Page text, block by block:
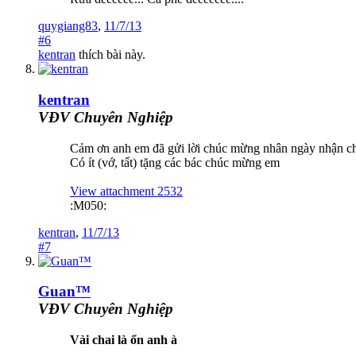
quygiang83, 11/7/13
#6
kentran thích bài này.
kentran
VĐV Chuyên Nghiệp
Cảm ơn anh em đã gửi lời chúc mừng nhân ngày nhận
Có ít (vớ, tất) tặng các bác chúc mừng em
View attachment 2532
:M050:
kentran, 11/7/13
#7
Guan™
VĐV Chuyên Nghiệp
Vài chai là ổn anh à